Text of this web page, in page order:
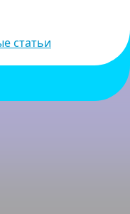
статьи